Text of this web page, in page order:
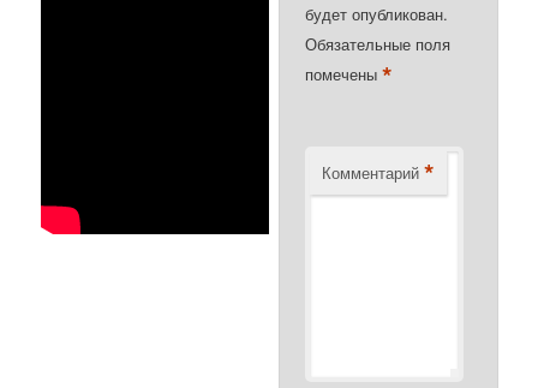
будет опубликован.
Обязательные поля
помечены*
Комментарий *